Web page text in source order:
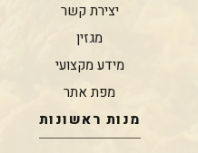
יצירת קשר
מגזין
מידע מקצועי
מפת אתר
מנות ראשונות